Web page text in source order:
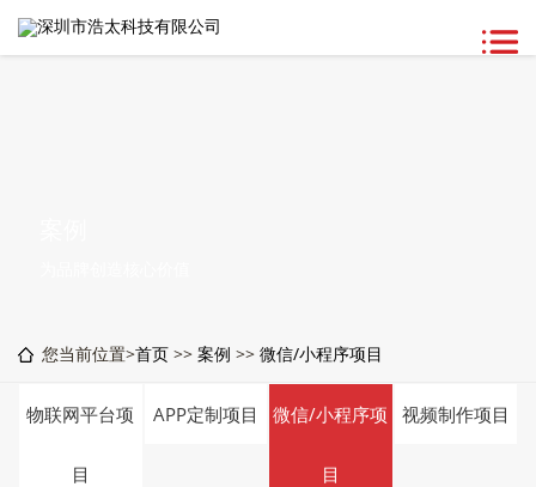
您当前位置>首页 >> 案例 >> 微信/小程序项目
物联网平台项
目
APP定制项目 微信/小程序项
目
视频制作项目